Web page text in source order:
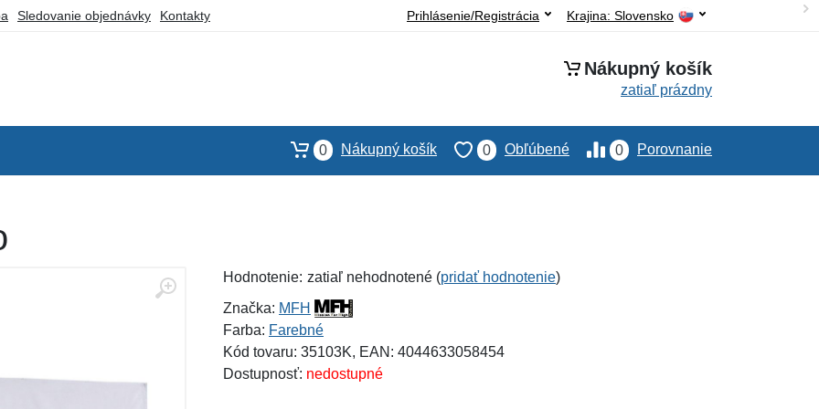
Sledovanie objednávky Kontakty Krajina: Slovensko
Prihlásenie/Registrácia
Nákupný košík
zatiaľ prázdny
0 Porovnanie
0 Obľúbené
0 Nákupný košík
Hodnotenie: zatiaľ nehodnotené (pridať hodnotenie)
Značka: MFH
Farba: Farebné
Kód tovaru: 35103K, EAN: 4044633058454
Dostupnosť: nedostupné